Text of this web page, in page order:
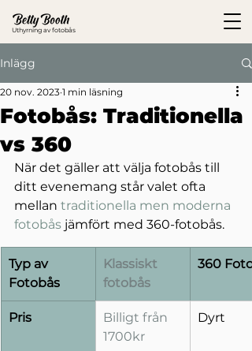
Uthyrning av fotobås
Inlägg
Fotobås: Traditionella
vs 360
20 nov. 2023 1 min läsning
När det gäller att välja fotobås till
ditt evenemang står valet ofta
mellan traditionella men moderna
fotobås jämfört med 360-fotobås.
Typ av
Fotobås
Klassiskt
fotobås
360
Pris
Billigt från
1700kr
Dyrt